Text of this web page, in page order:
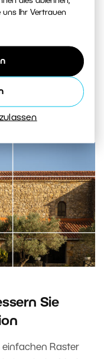
uns Ihr Vertrauen
Toskana über
Küste.
der Suche nach
Landleben
Sie
einfachen Raster